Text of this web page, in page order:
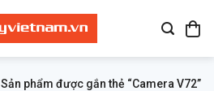
Sản phẩm được gắn thẻ “Camera V72”